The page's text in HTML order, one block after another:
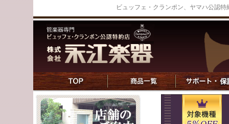
ビュッフェ・クランポン、ヤマハ公認